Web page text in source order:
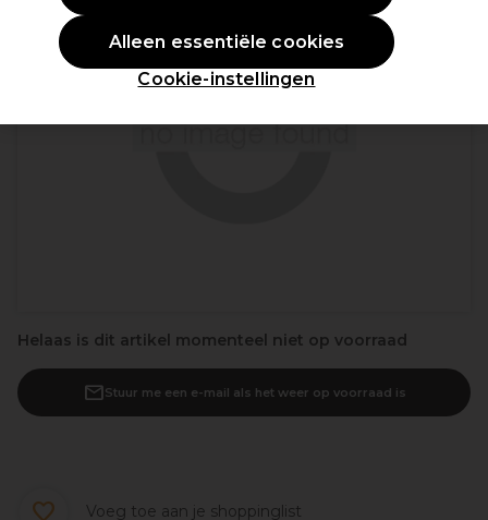
Helaas is dit artikel momenteel niet op voorraad
Stuur me een e-mail als het weer op voorraad is
Voeg toe aan je shoppinglist
Cookie-instellingen
Alleen essentiële cookies